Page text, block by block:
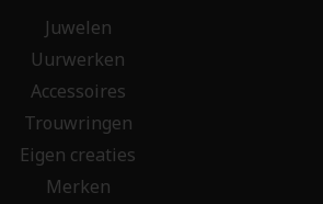
Juwelen
Uurwerken
Accessoires
Trouwringen
Eigen creaties
Merken